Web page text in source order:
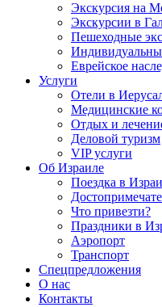
Экскурсия на
Экскурсии в
Пешеходные
Еврейское
Услуги
Отели в
Медицинские
Отдых и
Деловой туризм
VIP услуги
Об Израиле
Поездка в
Что привезти?
Праздники в
Аэропорт
Транспорт
Спецпредложения
О нас
Контакты